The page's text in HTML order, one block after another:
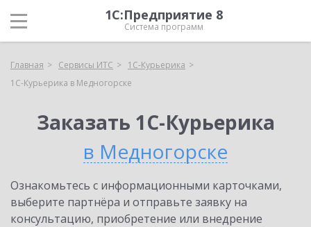
1С:Предприятие 8
Система программ
Главная Сервисы ИТС
1С-Курьерика
1С-Курьерика в Медногорске
Заказать 1С-Курьерика
в Медногорске
Ознакомьтесь с информационными карточками,
выберите партнёра и отправьте заявку на
консультацию, приобретение или внедрение